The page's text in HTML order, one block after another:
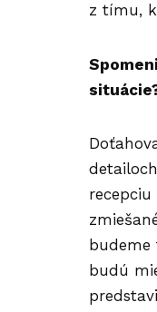
z tímu,
budú